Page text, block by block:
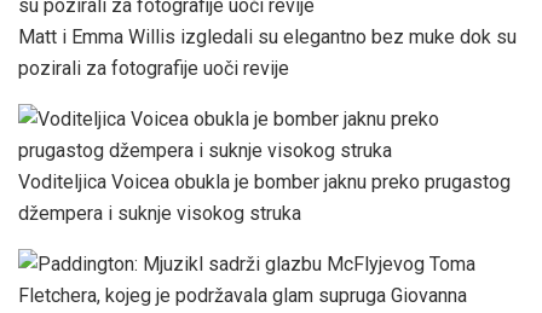
Matt i Emma Willis izgledali su elegantno bez muke dok su
pozirali za fotografije uoči revije
Voditeljica Voicea obukla je bomber jaknu preko prugastog
džempera i suknje visokog struka